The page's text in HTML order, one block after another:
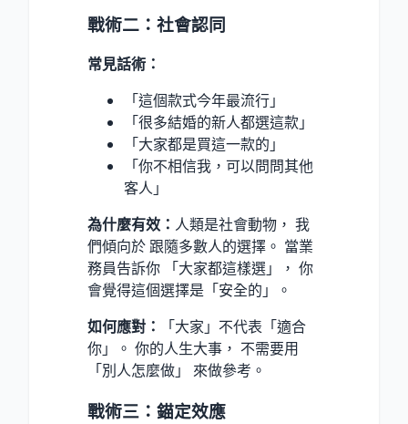
戰術二：社會認同
常見話術：
「這個款式今年最流行」
「很多結婚的新人都選這款」
「大家都是買這一款的」
「你不相信我，可以問問其他
客人」
為什麼有效： 人類是社會動物， 我
們傾向於 跟隨多數人的選擇。 當業
務員告訴你 「大家都這樣選」， 你
會覺得這個選擇是「安全的」。
如何應對：
「大家」不代表「適合
你」。 你的人生大事， 不需要用
「別人怎麼做」 來做參考。
戰術三：錨定效應